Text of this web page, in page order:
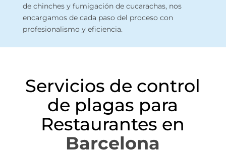
de chinchesy fumigación de cucarachas, nos
encargamos de cada paso del proceso con
profesionalismo y eficiencia.
Servicios de control
de plagas para
Restaurantes en
Barcelona